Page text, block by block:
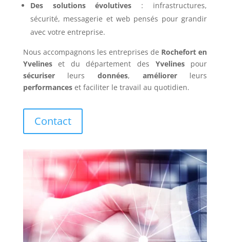
Des solutions évolutives : infrastructures,
sécurité, messagerie et web pensés pour grandir
avec votre entreprise.
Nous accompagnons les entreprises de Rochefort en
Yvelineset du département des Yvelinespour
sécuriserleurs données, améliorerleurs
performanceset faciliter le travail au quotidien.
Contact